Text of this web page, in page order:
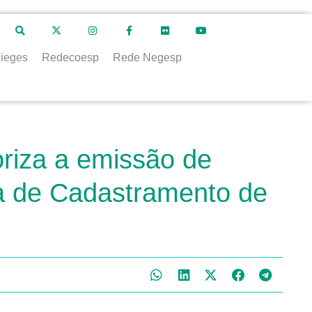
Redecoesp Rede Negesp
a emissão de
de Cadastramento de